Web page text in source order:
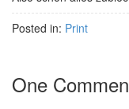
Posted in: Print
One